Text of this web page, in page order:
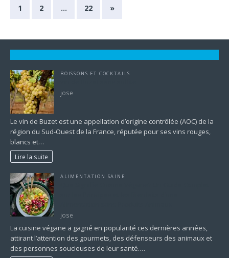
1 2 … 22 »
BOISSONS ET COCKTAILS
jose
Le vin de Buzet est une appellation d’origine contrôlée (AOC) de la
région du Sud-Ouest de la France, réputée pour ses vins rouges,
blancs et…
Lire la suite
ALIMENTATION SAINE
jose
La cuisine végane a gagné en popularité ces dernières années,
attirant l’attention des gourmets, des défenseurs des animaux et
des personnes soucieuses de leur santé.…